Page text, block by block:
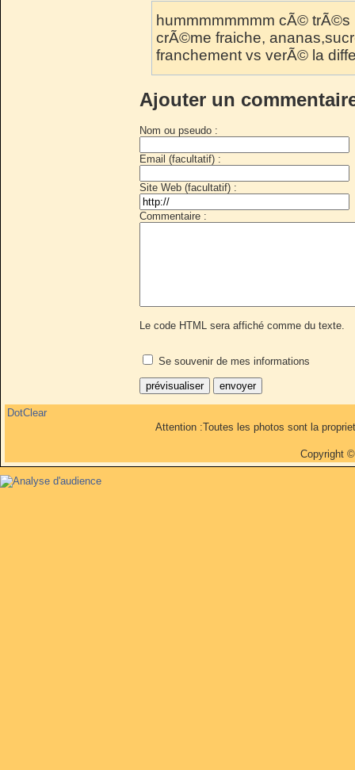
hummmmmmmm cÃ©
crÃ©me fraiche,
franchement vs verÃ© la
Ajouter un
Nom ou pseudo :
Email (facultatif) :
Site Web (facultatif) :
Commentaire :
Le code HTML sera affiché comme du texte.
Se souvenir de mes informations
DotClear
Attention :Toutes les photos sont la
Copyright